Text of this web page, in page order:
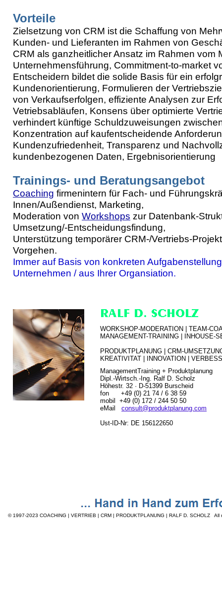
Vorteile
Zielsetzung von CRM ist die Schaffung von
Kunden- und Lieferanten im Rahmen von
CRM als ganzheitlicher Ansatz im Rahmen vom
Unternehmensführung, Commitment-to-market
Entscheidern bildet die solide Basis für ein
Kundenorientierung, Formulieren der
von Verkaufserfolgen, effiziente Analysen zur
Vetriebsabläufen, Konsens über optimierte
verhindert künftige Schuldzuweisungen
Konzentration auf kaufentscheidende
Kundenzufriedenheit, Transparenz und
kundenbezogenen Daten, Ergebnisorientierung
Trainings- und Beratungsangebot
Coaching firmenintern für Fach- und
Innen/Außendienst, Marketing,
Moderation von Workshops zur Datenbank-
Umsetzung/-Entscheidungsfindung,
Unterstützung temporärer CRM-/Vertriebs-
Vorgehen.
Immer auf Basis von konkreten
Unternehmen / aus Ihrer Organsiation.
WORKSHOP-MODERATION | TEAM-
MANAGEMENT-TRAINING |
INHOUSE-
PRODUKTPLANUNG | CRM-
KREATIVITAT | INNOVATION |
ManagementTraining + Produktplanung
Dipl.-Wirtsch.-Ing. Ralf D. Scholz
Höhestr. 32 · D-51399 Burscheid
fon +49 (0) 21 74 / 6 38 59
mobil +49 (0) 172 / 244 50 50
eMail consult@produktplanung.com
Ust-ID-Nr: DE 156122650
© 1997-2023 COACHING | VERTRIEB | CRM | PRODUKTPLANUNG | RALF D. SCHOLZ